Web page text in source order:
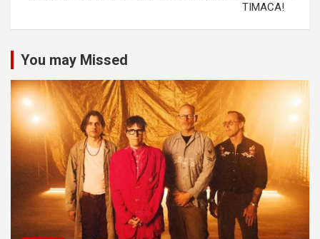
TIMACA!
You may Missed